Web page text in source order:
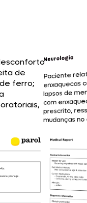
de
ferro;
Neurologia
Paciente
enxaquecas
lapsos de
com
prescrito,
mudanças